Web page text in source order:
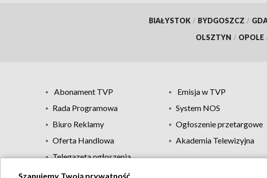
BIAŁYSTOK / BYDGOSZCZ /
OLSZTYN / OPOLE
Abonament TVP Emisja w TVP
Rada Programowa
System NOS
Biuro Reklamy
Ogłoszenie przetargowe
Oferta Handlowa
Akademia Telewizyjna
Telegazeta ogłoszenia
Szanujemy Twoją prywatność